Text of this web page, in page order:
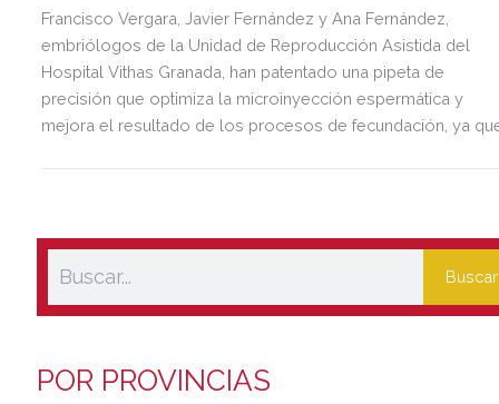
Francisco Vergara, Javier Fernández y Ana Fernández,
embriólogos de la Unidad de Reproducción Asistida del
Hospital Vithas Granada, han patentado una pipeta de
precisión que optimiza la microinyección espermática y
mejora el resultado de los procesos de fecundación, ya
Buscar
POR PROVINCIAS